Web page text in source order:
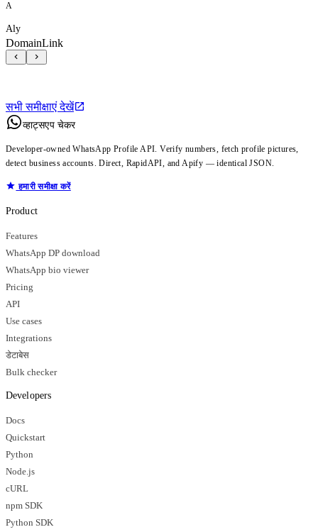
A
Aly
DomainLink
सभी समीक्षाएं देखें
व्हाट्सएप चेकर
Developer-owned WhatsApp Profile API. Verify numbers, fetch profile pictures,
detect business accounts. Direct, RapidAPI, and Apify — identical JSON.
हमारी समीक्षा करें
Product
Features
WhatsApp DP download
WhatsApp bio viewer
Pricing
API
Use cases
Integrations
डेटाबेस
Bulk checker
Developers
Docs
Quickstart
Python
Node.js
cURL
npm SDK
Python SDK